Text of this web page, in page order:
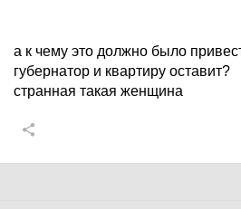
а к чему это должно было
губернатор и квартиру оставит?
странная такая женщина